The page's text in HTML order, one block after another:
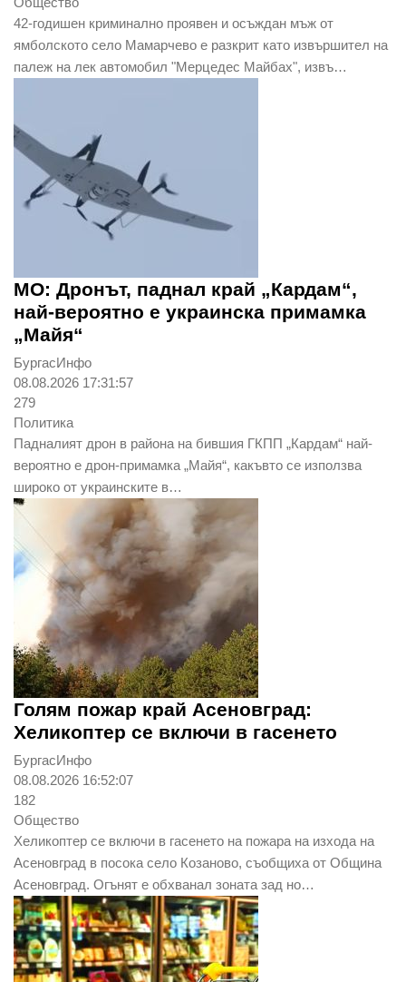
42-годишен криминално проявен и осъждан мъж от
ямболското село Мамарчево е разкрит като извършител на
палеж на лек автомобил "Мерцедес Майбах", извъ…
МО: Дронът, паднал край „Кардам“,
най-вероятно е украинска примамка
„Майя“
БургасИнфо
08.08.2026 17:31:57
279
Политика
Падналият дрон в района на бившия ГКПП „Кардам“ най-
вероятно е дрон-примамка „Майя“, какъвто се използва
широко от украинските в…
Голям пожар край Асеновград:
Хеликоптер се включи в гасенето
БургасИнфо
08.08.2026 16:52:07
182
Общество
Хеликоптер се включи в гасенето на пожара на изхода на
Асеновград в посока село Козаново, съобщиха от Община
Асеновград. Огънят е обхванал зоната зад но…